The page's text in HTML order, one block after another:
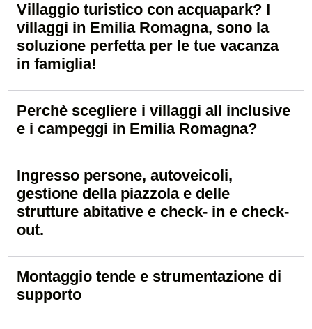
Villaggio turistico con acquapark? I
villaggi in Emilia Romagna, sono la
soluzione perfetta per le tue vacanza
in famiglia!
Perchè scegliere i villaggi all inclusive
e i campeggi in Emilia Romagna?
Ingresso persone, autoveicoli,
gestione della piazzola e delle
strutture abitative e check- in e check-
out.
Montaggio tende e strumentazione di
supporto